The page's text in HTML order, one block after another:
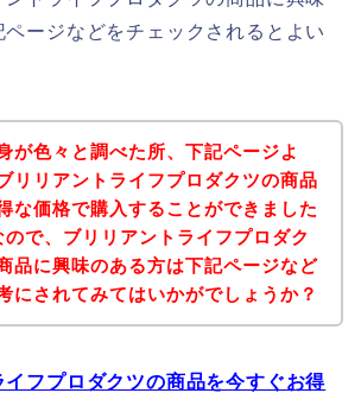
ージなどをチェックされるとよい
が色々と調べた所、下記ページよ
リリアントライフプロダクツの商品
な価格で購入することができました
ので、ブリリアントライフプロダク
品に興味のある方は下記ページなど
にされてみてはいかがでしょうか？
イフプロダクツの商品を今すぐお得